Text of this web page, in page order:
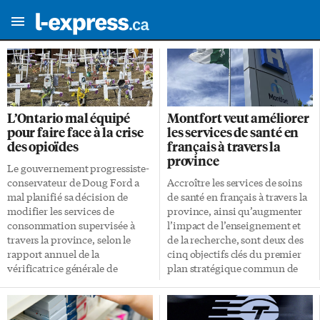
L’Ontario mal équipé
pour faire face à la crise
des opioïdes
Le gouvernement progressiste-
conservateur de Doug Ford a
mal planifié sa décision de
modifier les services de
consommation supervisée à
travers la province, selon le
rapport annuel de la
vérificatrice générale de
l’adoption du projet de loi
forçant la fermeture de 10 des
Montfort veut améliorer
les services de santé en
français à travers la
province
Accroître les services de soins
de santé en français à travers la
province, ainsi qu’augmenter
l’impact de l’enseignement et
de la recherche, sont deux des
cinq objectifs clés du premier
plan stratégique commun de
Montfort et de Savoir Montfort.
Les représentants de ces trois